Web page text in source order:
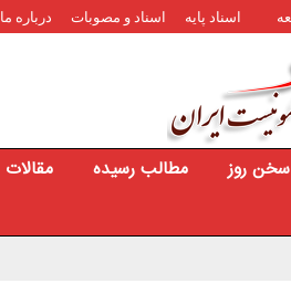
اسناد پایه اسناد و مصوبات درباره ما
سخن روز مطالب رسیده مقالات